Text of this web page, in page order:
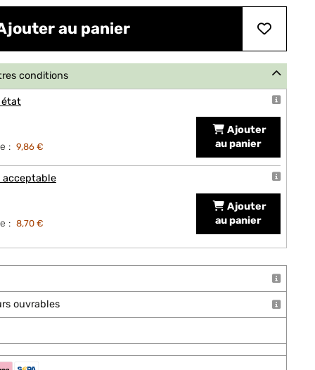
au panier
conditions
état
: 9,86 €
Ajouter
au panier
: 8,70 €
Ajouter
au panier
ouvrables